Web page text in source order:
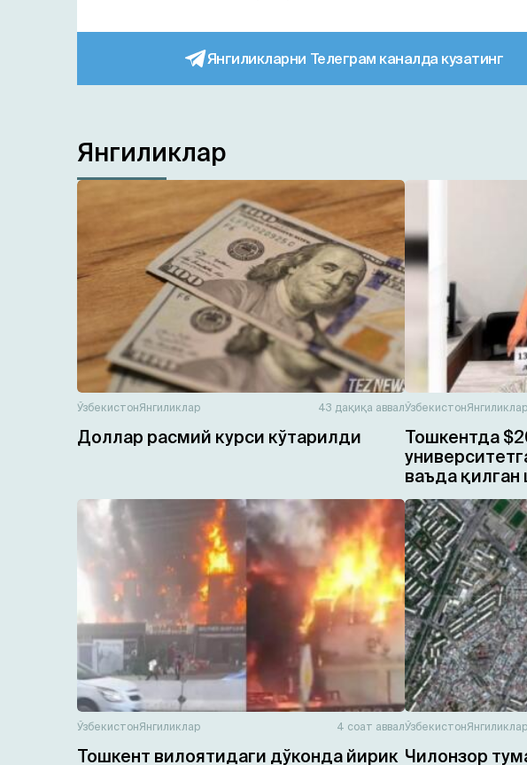
Янгиликларни Телеграм каналда кузатинг
Янгиликлар
ЎзбекистонЯнгиликлар 43 дақиқа аввал
Доллар расмий курси кўтарилди
ЎзбекистонЯнгиликлар
Тошкентда
ваъда
ЎзбекистонЯнгиликлар 4 соат аввал
Тошкент вилоятидаги дўконда йирик
ЎзбекистонЯнгиликлар
Чилонзор